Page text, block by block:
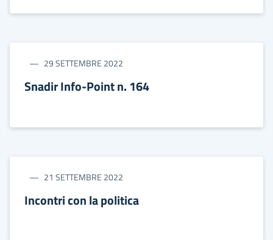
29 SETTEMBRE 2022
Snadir Info-Point n. 164
21 SETTEMBRE 2022
Incontri con la politica